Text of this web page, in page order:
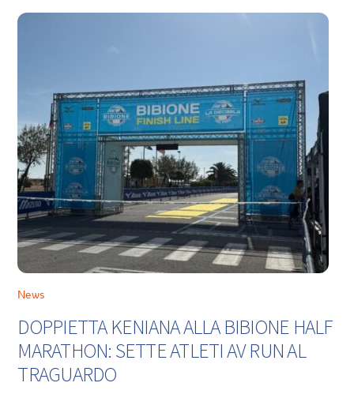
News
DOPPIETTA KENIANA ALLA BIBIONE HALF
MARATHON: SETTE ATLETI AV RUN AL
TRAGUARDO